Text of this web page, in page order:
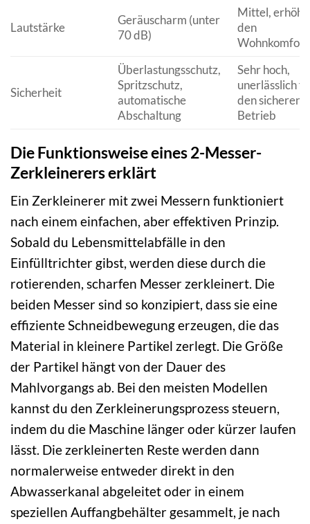
Lautstärke
Geräuscharm (unter
70 dB)
Mittel, erhöht
den
Wohnkomfort
Sicherheit
Überlastungsschutz,
Spritzschutz,
automatische
Abschaltung
Sehr hoch,
unerlässlich
den sicheren
Betrieb
Die Funktionsweise eines 2-Messer-
Zerkleinerers erklärt
Ein Zerkleinerer mit zwei Messern funktioniert
nach einem einfachen, aber effektiven Prinzip.
Sobald du Lebensmittelabfälle in den
Einfülltrichter gibst, werden diese durch die
rotierenden, scharfen Messer zerkleinert. Die
beiden Messer sind so konzipiert, dass sie eine
effiziente Schneidbewegung erzeugen, die das
Material in kleinere Partikel zerlegt. Die Größe
der Partikel hängt von der Dauer des
Mahlvorgangs ab. Bei den meisten Modellen
kannst du den Zerkleinerungsprozess steuern,
indem du die Maschine länger oder kürzer laufen
lässt. Die zerkleinerten Reste werden dann
normalerweise entweder direkt in den
Abwasserkanal abgeleitet oder in einem
speziellen Auffangbehälter gesammelt, je nach